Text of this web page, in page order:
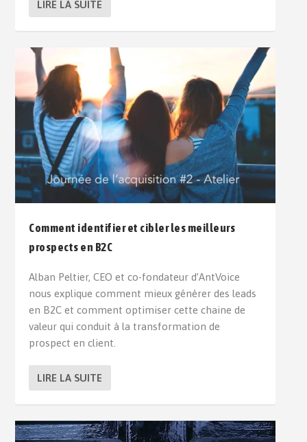
LIRE LA SUITE
Comment identifier et cibler les meilleurs
prospects en B2C
Alban Peltier, CEO et co-fondateur d’AntVoice
nous explique comment mieux générer des leads
en B2C et comment optimiser cette chaine de
valeur qui conduit à la transformation de
prospect en client.
LIRE LA SUITE